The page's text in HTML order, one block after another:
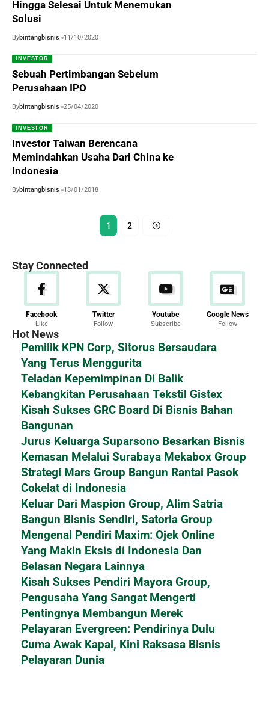
Hingga Selesai Untuk Menemukan
Solusi
Bybintangbisnis 11/10/2020
INVESTOR
Sebuah Pertimbangan Sebelum
Perusahaan IPO
Bybintangbisnis 25/04/2020
INVESTOR
Investor Taiwan Berencana
Memindahkan Usaha Dari China ke
Indonesia
Bybintangbisnis 18/01/2018
1 2
Stay Connected
Facebook
Like
Twitter
Follow
Youtube
Subscribe
Google News
Follow
Hot News
Pemilik KPN Corp, Sitorus Bersaudara
Yang Terus Menggurita
Teladan Kepemimpinan Di Balik
Kebangkitan Perusahaan Tekstil Gistex
Kisah Sukses GRC Board Di Bisnis Bahan
Bangunan
Jurus Keluarga Suparsono Besarkan Bisnis
Kemasan Melalui Surabaya Mekabox Group
Strategi Mars Group Bangun Rantai Pasok
Cokelat di Indonesia
Keluar Dari Maspion Group, Alim Satria
Bangun Bisnis Sendiri, Satoria Group
Mengenal Pendiri Maxim: Ojek Online
Yang Makin Eksis di Indonesia Dan
Belasan Negara Lainnya
Kisah Sukses Pendiri Mayora Group,
Pengusaha Yang Sangat Mengerti
Pentingnya Membangun Merek
Pelayaran Evergreen: Pendirinya Dulu
Cuma Awak Kapal, Kini Raksasa Bisnis
Pelayaran Dunia